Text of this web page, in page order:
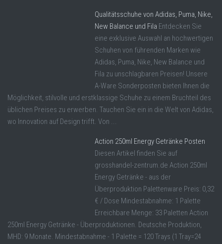
Qualitätsschuhe von Adidas, Puma, Nike,
New Balance und Fila Entdecken Sie
eine exklusive Auswahl an hochwertigen
Schuhen von führenden Marken wie
Adidas, Puma, Nike, New Balance und
Fila zu unschlagbaren Preisen! Unsere
A-Ware Sonderposten bieten Ihnen die
Möglichkeit, stilvolle und erstklassige Schuhe zu einem Bruchteil des
üblichen Preises zu erwerben. Tauchen Sie ein in die Welt von Adidas,
wo Innovation auf Design trifft. Von ...
Action 250ml Energy Getränke Posten
Diesen Artikel finden Sie auf
grosshandel-zentrum.de Action 250ml
Energy Getränke - aus der
Überproduktion Palettenware Preis: 0,32
€ / Dose Mindestabnahme: 1 Palette
Erreichbare Menge: 33 Paletten Action
250ml Energy Getränke - Überproduktionen. Deutsche Produktion,
MHD: 9 Monate. Mindestabnahme - 1 Palette = 120 Trays (1 Tray=24